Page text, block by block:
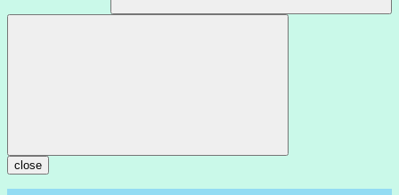
close